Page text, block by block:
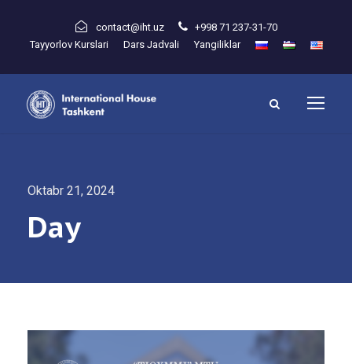
contact@iht.uz
+998 71 237-31-70
Tayyorlov Kurslari
Dars Jadvali Yangiliklar
Oktabr 21, 2024
Day